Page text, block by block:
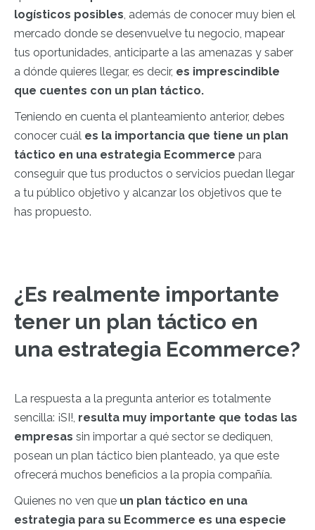
logísticos posibles, además de conocer muy bien el
mercado donde se desenvuelve tu negocio, mapear
tus oportunidades, anticiparte a las amenazas y saber
a dónde quieres llegar, es decir, es imprescindible
que cuentes con un plan táctico.
Teniendo en cuenta el planteamiento anterior, debes
conocer cuál es la importancia que tiene un plan
táctico en una estrategia Ecommerce para
conseguir que tus productos o servicios puedan llegar
a tu público objetivo y alcanzar los objetivos que te
has propuesto.
¿Es realmente importante
tener un plan táctico en
una estrategia Ecommerce?
La respuesta a la pregunta anterior es totalmente
sencilla: ¡SI!, resulta muy importante que todas las
empresas sin importar a qué sector se dediquen,
posean un plan táctico bien planteado, ya que este
ofrecerá muchos beneficios a la propia compañía.
Quienes no ven que un plan táctico en una
estrategia para su Ecommerce es una especie